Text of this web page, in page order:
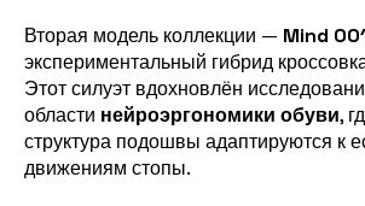
Вторая модель коллекции — Mind
экспериментальный гибрид
Этот силуэт вдохновлён
области нейроэргономики обуви,
структура подошвы адаптируются к
движениям стопы.